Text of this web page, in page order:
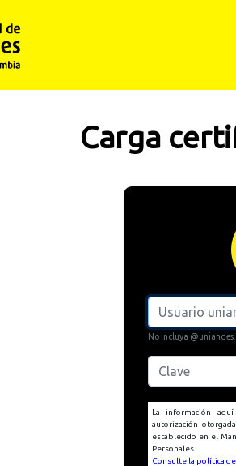
Carga
No incluya
La información
autorización
establecido en el
Personales.
Consulte la política